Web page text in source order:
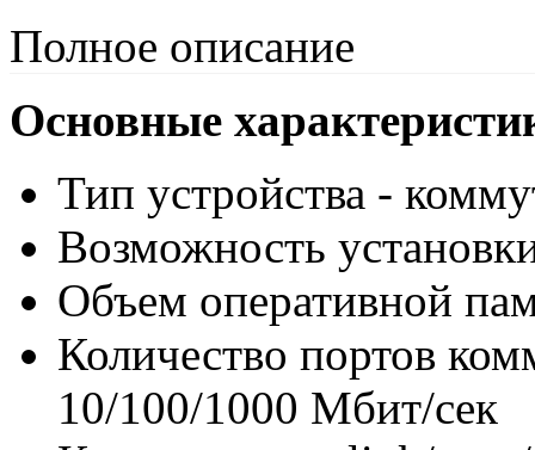
Полное описание
Основные
Тип устройства -
Возможность
Объем оперативной
Количество портов
10/100/1000 Мбит/сек